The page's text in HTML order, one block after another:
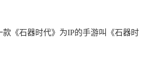
《石器时代》为IP的手游叫《石器时